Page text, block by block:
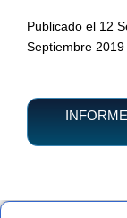
Publicado el 12
Septiembre 2019